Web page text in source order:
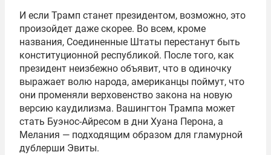
И если Трамп станет президентом, возможно, это
произойдет даже скорее. Во всем, кроме
названия, Соединенные Штаты перестанут быть
конституционной республикой. После того, как
президент неизбежно объявит, что в одиночку
выражает волю народа, американцы поймут, что
они променяли верховенство закона на новую
версию каудилизма. Вашингтон Трампа может
стать Буэнос-Айресом в дни Хуана Перона, а
Мелания — подходящим образом для гламурной
дублерши Эвиты.